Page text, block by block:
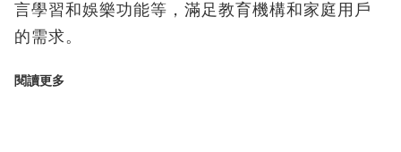
言學習和娛樂功能等，滿足教育機構和家庭用戶
的需求。
閱讀更多